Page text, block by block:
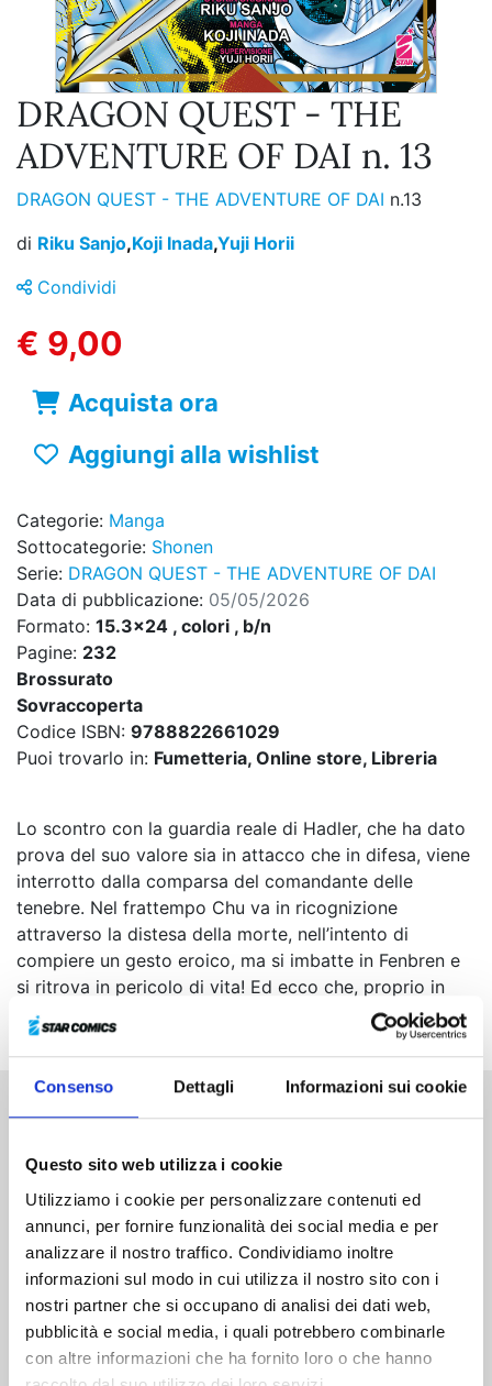
Consenso Dettagli Informazioni sui cookie
Questo sito web utilizza i cookie
Utilizziamo i cookie per personalizzare contenuti ed
annunci, per fornire funzionalità dei social media e per
analizzare il nostro traffico. Condividiamo inoltre
informazioni sul modo in cui utilizza il nostro sito con i
nostri partner che si occupano di analisi dei dati web,
pubblicità e social media, i quali potrebbero combinarle
con altre informazioni che ha fornito loro o che hanno
DRAGON QUEST - THE
ADVENTURE OF DAI n. 13
DRAGON QUEST - THE ADVENTURE OF DAI n.13
di Riku Sanjo,Koji Inada,Yuji Horii
Condividi
€ 9,00
Acquista ora
Aggiungi alla wishlist
Categorie: Manga
Sottocategorie: Shonen
Serie: DRAGON QUEST - THE ADVENTURE OF DAI
Data di pubblicazione: 05/05/2026
Formato: 15.3x24 , colori , b/n
Pagine: 232
Brossurato
Sovraccoperta
Codice ISBN: 9788822661029
Puoi trovarlo in: Fumetteria, Online store, Libreria
Lo scontro con la guardia reale di Hadler, che ha dato
prova del suo valore sia in attacco che in difesa, viene
interrotto dalla comparsa del comandante delle
tenebre. Nel frattempo Chu va in ricognizione
attraverso la distesa della morte, nell’intento di
compiere un gesto eroico, ma si imbatte in Fenbren e
si ritrova in pericolo di vita! Ed ecco che, proprio in
quel frangente, appare qualcuno...